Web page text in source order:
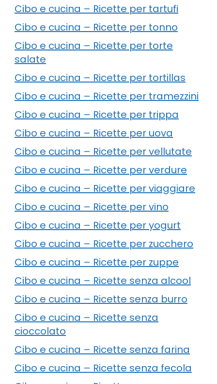
Cibo e cucina – Ricette per tartufi
Cibo e cucina – Ricette per tonno
Cibo e cucina – Ricette per torte
salate
Cibo e cucina – Ricette per tortillas
Cibo e cucina – Ricette per tramezzini
Cibo e cucina – Ricette per trippa
Cibo e cucina – Ricette per uova
Cibo e cucina – Ricette per vellutate
Cibo e cucina – Ricette per verdure
Cibo e cucina – Ricette per viaggiare
Cibo e cucina – Ricette per vino
Cibo e cucina – Ricette per yogurt
Cibo e cucina – Ricette per zucchero
Cibo e cucina – Ricette per zuppe
Cibo e cucina – Ricette senza alcool
Cibo e cucina – Ricette senza burro
Cibo e cucina – Ricette senza
cioccolato
Cibo e cucina – Ricette senza farina
Cibo e cucina – Ricette senza fecola